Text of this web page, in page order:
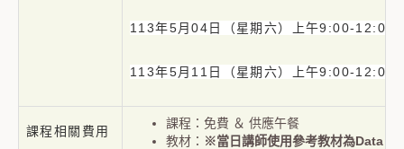
113年5月04日（星期六）上午9:00-12:00
113年5月11日（星期六）上午9:00-12:00
課程相關費用
課程：免費 ＆ 供應午餐
教材： ※當日講師使用參考教材為Data